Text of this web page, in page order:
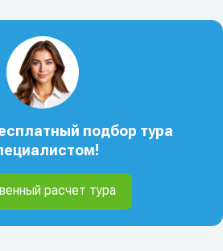
подбор тура
расчет тура